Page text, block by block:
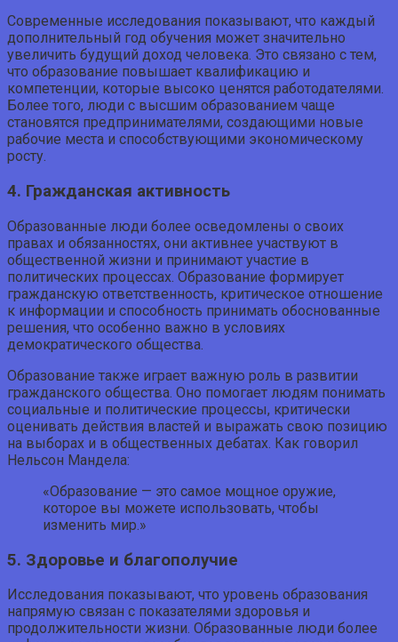
Современные исследования показывают, что каждый
дополнительный год обучения может значительно
увеличить будущий доход человека. Это связано с тем,
что образование повышает квалификацию и
компетенции, которые высоко ценятся работодателями.
Более того, люди с высшим образованием чаще
становятся предпринимателями, создающими новые
рабочие места и способствующими экономическому
росту.
4. Гражданская активность
Образованные люди более осведомлены о своих
правах и обязанностях, они активнее участвуют в
общественной жизни и принимают участие в
политических процессах. Образование формирует
гражданскую ответственность, критическое отношение
к информации и способность принимать обоснованные
решения, что особенно важно в условиях
демократического общества.
Образование также играет важную роль в развитии
гражданского общества. Оно помогает людям понимать
социальные и политические процессы, критически
оценивать действия властей и выражать свою позицию
на выборах и в общественных дебатах. Как говорил
Нельсон Мандела:
«Образование — это самое мощное оружие,
которое вы можете использовать, чтобы
изменить мир.»
5. Здоровье и благополучие
Исследования показывают, что уровень образования
напрямую связан с показателями здоровья и
продолжительности жизни. Образованные люди более